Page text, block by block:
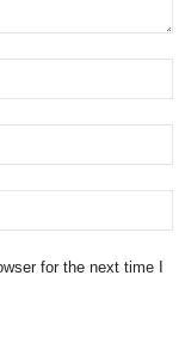
for the next time I